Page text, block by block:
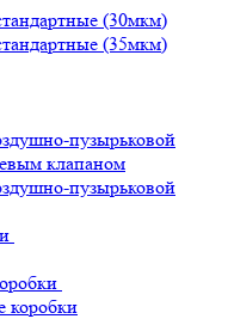
(30мкм)
(35мкм)
пузырьковой
клапаном
пузырьковой
коробки